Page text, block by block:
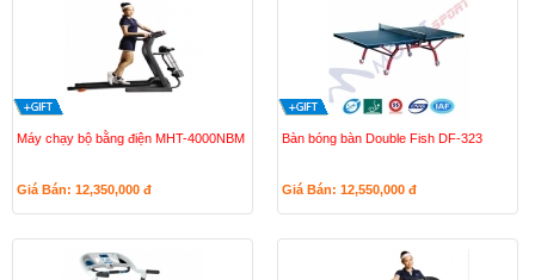
Máy chạy bộ bằng điện MHT-4000NBM
Giá Bán: 12,350,000 đ
Bàn bóng bàn Double Fish DF-323
Giá Bán: 12,550,000 đ